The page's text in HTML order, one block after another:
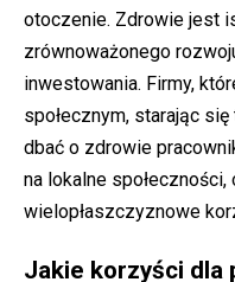
otoczenie. Zdrowie jest
zrównoważonego
inwestowania. Firmy,
społecznym, starając
dbać o zdrowie
na lokalne
wielopłaszczyznowe
Jakie korzyści dla